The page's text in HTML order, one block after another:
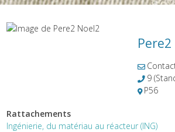
Pere2
9
P56
Rattachements
Ingénierie, du matériau au réacteur (ING)